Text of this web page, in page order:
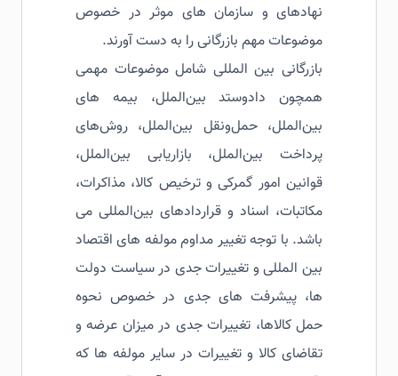
نهادهای و سازمان های موثر در خصوص
موضوعات مهم بازرگانی را به دست آورند.
بازرگانی بین المللی شامل موضوعات مهمی
همچون دادوستد بین‌الملل، بیمه های
بین‌الملل، حمل‌ونقل بین‌الملل، روش‌های
پرداخت بین‌الملل، بازاریابی بین‌الملل،
قوانین امور گمرکی و ترخیص کالا، مذاکرات،
مکاتبات، اسناد و قراردادهای بین‌المللی می
باشد. با توجه تغییر مداوم مولفه های اقتصاد
بین المللی و تغییرات جدی در سیاست دولت
ها، پیشرفت های جدی در خصوص نحوه
حمل کالاها، تغییرات جدی در میزان عرضه و
تقاضای کالا و تغییرات در سایر مولفه ها که